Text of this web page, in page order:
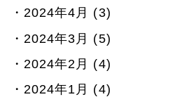
2024年4月 (3)
2024年3月 (5)
2024年2月 (4)
2024年1月 (4)